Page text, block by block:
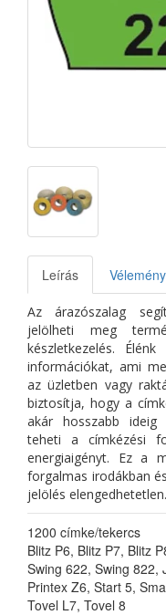
Leírás
Az árazószalag
jelölheti meg
készletkezelés.
információkat, ami
az üzletben vagy
biztosítja, hogy a
akár hosszabb ideig
teheti a címkézési
energiaigényt. Ez a
forgalmas irodákban
jelölés elengedhetetlen.
1200 címke/tekercs
Blitz P6, Blitz P7, Blitz
Swing 622, Swing 822,
Printex Z6, Start 5,
Tovel L7, Tovel 8